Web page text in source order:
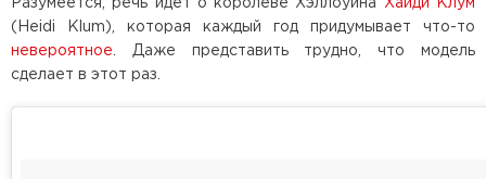
Разумеется, речь идет о королеве Хэллоуина
Хайди Клум
(Heidi Klum), которая каждый год придумывает что-то
невероятное . Даже представить трудно, что модель
сделает в этот раз.